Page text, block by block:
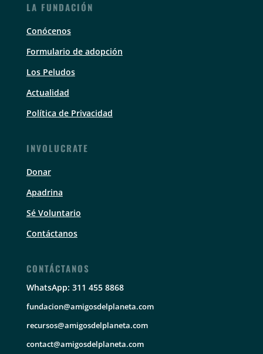
LA FUNDACIÓN
Conócenos
Formulario de adopción
Los Peludos
Actualidad
Política de Privacidad
INVOLUCRATE
Donar
Apadrina
Sé Voluntario
Contáctanos
CONTÁCTANOS
WhatsApp: 311 455 8868
fundacion@amigosdelplaneta.com
recursos@amigosdelplaneta.com
contact@amigosdelplaneta.com